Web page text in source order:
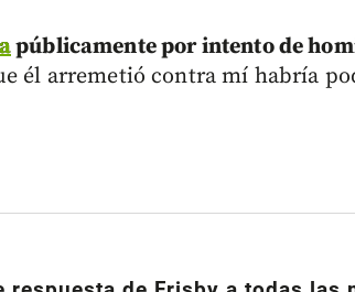
públicamente por intento de
él arremetió contra mí habría